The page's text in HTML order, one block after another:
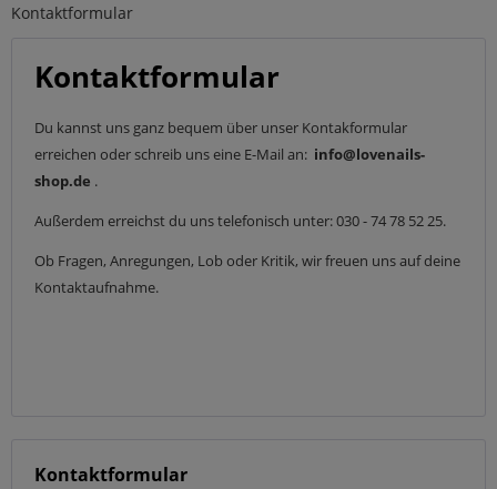
Kontaktformular
Kontaktformular
Du kannst uns ganz bequem über unser Kontakformular
erreichen oder schreib uns eine E-Mail an: info@lovenails-
shop.de .
Außerdem erreichst du uns telefonisch unter: 030 - 74 78 52 25.
Ob Fragen, Anregungen, Lob oder Kritik, wir freuen uns auf deine
Kontaktaufnahme.
Kontaktformular